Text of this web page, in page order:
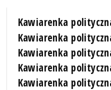
Kawiarenka
Kawiarenka
Kawiarenka
Kawiarenka
Kawiarenka